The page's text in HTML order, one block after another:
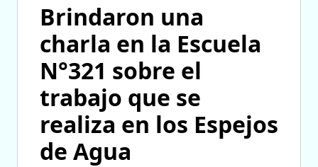
Brindaron una
charla en la Escuela
N°321 sobre el
trabajo que se
realiza en los Espejos
de Agua